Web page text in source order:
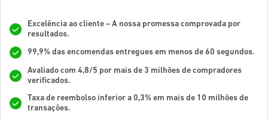
Excelência ao cliente – A nossa promessa comprovada por
resultados.
99,9% das encomendas entregues em menos de 60 segundos.
Avaliado com 4,8/5 por mais de 3 milhões de compradores
verificados.
Taxa de reembolso inferior a 0,3% em mais de 10 milhões de
transações.